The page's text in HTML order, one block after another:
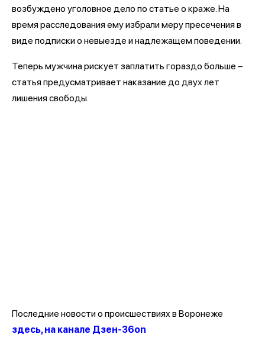
возбуждено уголовное дело по статье о краже. На
время расследования ему избрали меру пресечения в
виде подписки о невыезде и надлежащем поведении.
Теперь мужчина рискует заплатить гораздо больше –
статья предусматривает наказание до двух лет
лишения свободы.
Последние новости о происшествиях в Воронеже
здесь, на канале Дзен-36on